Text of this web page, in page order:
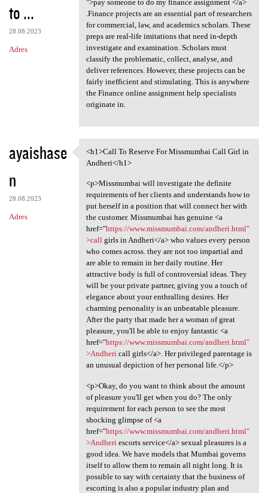
to ...
28.08.2023
Adres
">pay someone to do my finance assignment </a>
.Finance projects are an essential part of researchers
for commercial, law, and academics scholars. These
preps are real-life imitations that need in-depth
investigate and examination. Scholars must
classify the problematic, collect, analyse, and
deliver references. However, these projects can be
fairly inefficient and stimulating. This is anywhere
the Finance online assignment help specialists
originate in.
ayaishase
n
28.08.2023
Adres
<h1>Call To Reserve For
<h1>Call To Reserve For Missmumbai Call Girl in
Andheri</h1>
<p>Missmumbai will investigate the definite
requirements of her clients and understands how to
put herself in a position that will connect her with
the customer. Missmumbai has genuine <a
href="https://www.missmumbai.com/andheri.html"
>callgirls in Andheri</a> who values every person
who comes across. they are not too impartial and
are able to remain in her daily routine. Her
attractive body is full of controversial ideas. They
will be your private partner, giving you a touch of
elegance about your enthralling desires. Her
charming personality is an unbeatable pleasure.
After the party that made her a woman of great
pleasure, you'll be able to enjoy fantastic <a
href="https://www.missmumbai.com/andheri.html"
>Andhericall girls</a>. Her privileged parentage is
an unusual depiction of her personal life.</p>
<p>Okay, do you want to think about the amount
of pleasure you'll get when you do? The only
requirement for each person to see the most
shocking glimpse of <a
href="https://www.missmumbai.com/andheri.html"
>Andheri escorts service</a> sexual pleasures is a
good idea. We have models that Mumbai governs
itself to allow them to remain all night long. It is
possible to say with certainty that the business of
escorting is also a popular industry plan and